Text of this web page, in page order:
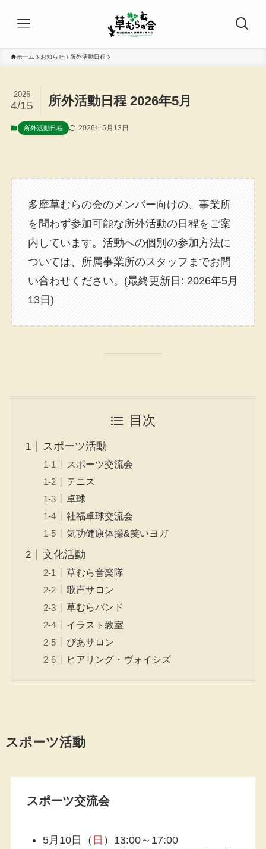
ホーム お知らせ 所外活動日程
所外活動日程 2026年5月
2026
4/15
所外活動日程 2026年5月13日
多摩草むらの会のメンバー向けの、事業所
を問わず参加可能な所外活動の日程をご案
内しています。活動への個別の参加方法に
ついては、所属事業所のスタッフまでお問
い合わせください。(最終更新日: 2026年5月
13日)
目次
スポーツ活動
スポーツ交流会
テニス
卓球
社福卓球交流会
気功健康体操&笑いヨガ
文化活動
草むら音楽隊
歌声サロン
草むらバンド
イラスト教室
ぴあサロン
ヒアリング・ヴォイシズ
スポーツ活動
スポーツ交流会
5月10日（ 日 ）13:00～17:00